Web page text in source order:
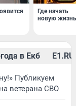
Где начать
новую
в Екб
Публикуем
ветерана СВО